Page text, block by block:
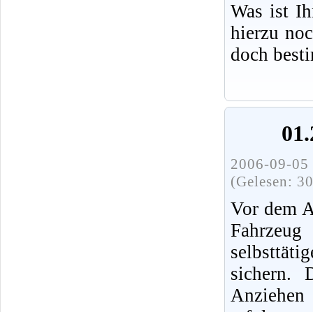
Was ist
hierzu
doch
2006-09-
(Gelesen:
Vor dem
sichern.
Anziehen